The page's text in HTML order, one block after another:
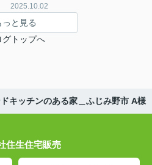
2025.10.02
っと見る
グトップへ
キッチンのある家＿ふじみ野市 A様
住生住宅販売